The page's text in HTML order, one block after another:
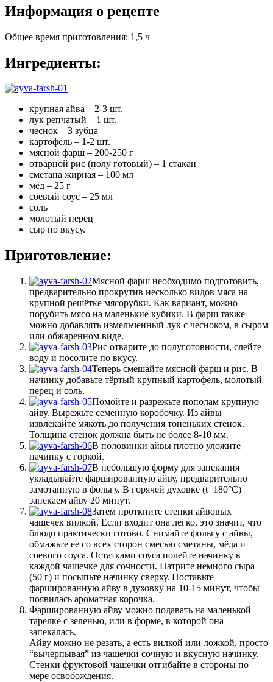
Информация о рецепте
Общее время приготовления: 1,5 ч
Ингредиенты:
крупная айва – 2-3 шт.
лук репчатый – 1 шт.
чеснок – 3 зубца
картофель – 1-2 шт.
мясной фарш – 200-250 г
отварной рис (полу готовый) – 1 стакан
сметана жирная – 100 мл
мёд – 25 г
соевый соус – 25 мл
соль
молотый перец
сыр по вкусу.
Приготовление:
Мясной фарш необходимо подготовить,
предварительно прокрутив несколько видов мяса на
крупной решётке мясорубки. Как вариант, можно
порубить мясо на маленькие кубики. В фарш также
можно добавлять измельченный лук с чесноком, в сыром
или обжаренном виде.
Рис отварите до полуготовности, слейте
воду и посолите по вкусу.
Теперь смешайте мясной фарш и рис. В
начинку добавьте тёртый крупный картофель, молотый
перец и соль.
Помойте и разрежьте пополам крупную
айву. Вырежьте семенную коробочку. Из айвы
извлекайте мякоть до получения тоненьких стенок.
Толщина стенок должна быть не более 8-10 мм.
В половинки айвы плотно уложите
начинку с горкой.
В небольшую форму для запекания
укладывайте фаршированную айву, предварительно
замотанную в фольгу. В горячей духовке (t=180°С)
запекаем айву 20 минут.
Затем проткните стенки айвовых
чашечек вилкой. Если входит она легко, это значит, что
блюдо практически готово. Снимайте фольгу с айвы,
обмажьте ее со всех сторон смесью сметаны, мёда и
соевого соуса. Остатками соуса полейте начинку в
каждой чашечке для сочности. Натрите немного сыра
(50 г) и посыпьте начинку сверху. Поставьте
фаршированную айву в духовку на 10-15 минут, чтобы
появилась ароматная корочка.
Фаршированную айву можно подавать на маленькой
тарелке с зеленью, или в форме, в которой она
запекалась.
Айву можно не резать, а есть вилкой или ложкой, просто
“вычерпывая” из чашечки сочную и вкусную начинку.
Стенки фруктовой чашечки отгибайте в стороны по
мере освобождения.